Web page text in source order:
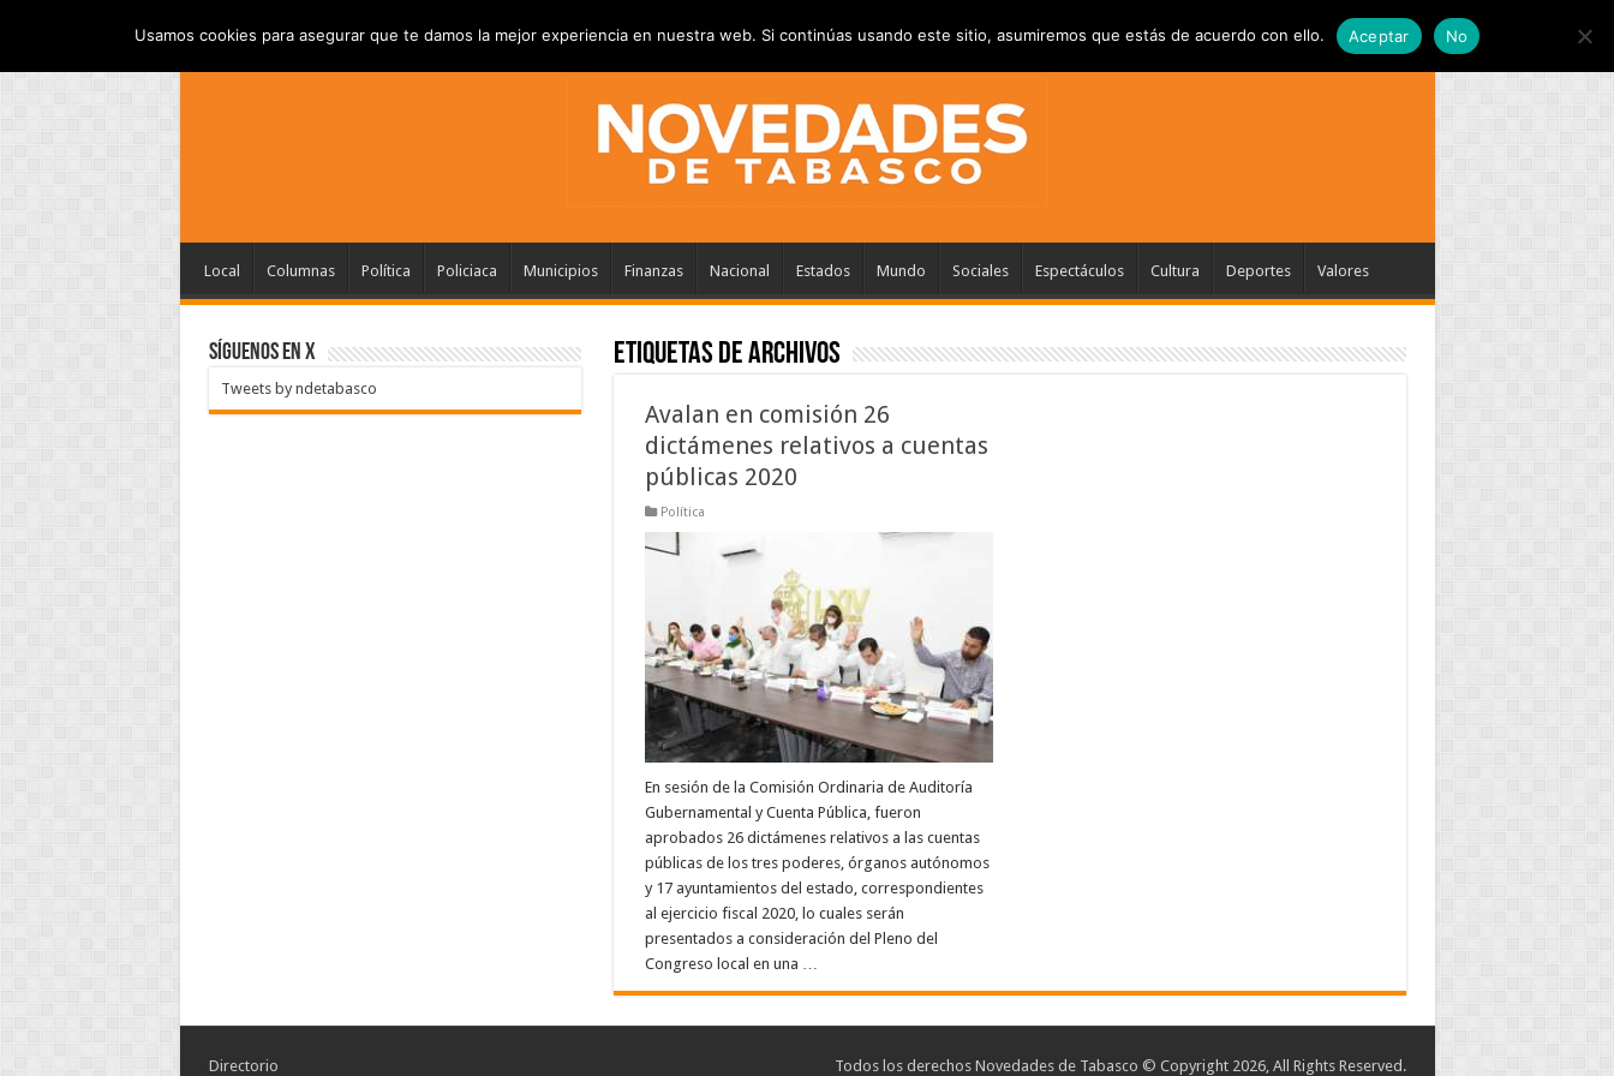
Local Columnas Política Policiaca Municipios Finanzas Nacional Estados Mundo Sociales Espectáculos Cultura Deportes Valores
Etiquetas de Archivos
Avalan en comisión 26
dictámenes relativos a cuentas
públicas 2020
Política
En sesión de la Comisión Ordinaria de Auditoría
Gubernamental y Cuenta Pública, fueron
aprobados 26 dictámenes relativos a las cuentas
públicas de los tres poderes, órganos autónomos
y 17 ayuntamientos del estado, correspondientes
al ejercicio fiscal 2020, lo cuales serán
presentados a consideración del Pleno del
Congreso local en una …
SÍGUENOS EN X
Tweets by ndetabasco
Todos los derechos Novedades de Tabasco © Copyright 2026, All Rights Reserved.
Directorio
Usamos cookies para asegurar que te damos la mejor experiencia en nuestra web. Si continúas usando este sitio, asumiremos que estás de acuerdo con ello. Aceptar No